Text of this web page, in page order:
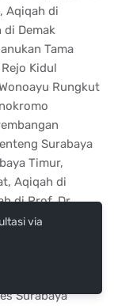
Aqiqah di
di Demak
Tama
Kidul
Rungkut
Surabaya
Timur,
Aqiqah di
di Prof. Dr.
di Bendul Merisi
Asri
Krembangan
Surabaya
via